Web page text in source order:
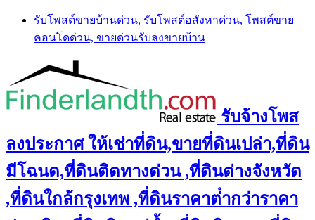
Skip
content
รับโพสต์ขายบ้านด่วน, รับโพสต์อสังหาด่วน, โพสต์ขาย
คอนโดด่วน, ขายด่วนรับลงขายบ้าน
รับจ้างโพส
ลงประกาศ ให้เช่าที่ดิน,ขายที่ดินเปล่า,ที่ดิน
มีโฉนด,ที่ดินติดทางด่วน ,ที่ดินต่างจังหวัด
,ที่ดินใกล้กรุงเทพ ,ที่ดินราคาต่ํากว่าราคา